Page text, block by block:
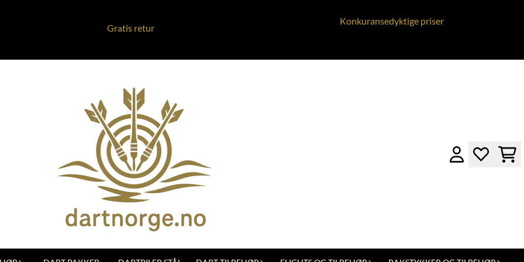
Gratis retur
Konkuransedyktige priser